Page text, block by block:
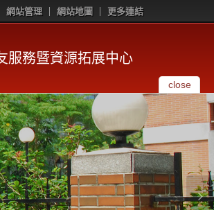
網站管理 網站地圖 更多連結
服務暨資源拓展中心
close